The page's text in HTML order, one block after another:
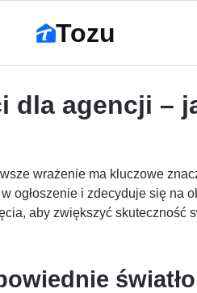
Tozu
dla agencji –
wrażenie ma kluczowe
ogłoszenie i zdecyduje się na
aby zwiększyć skuteczność
światło